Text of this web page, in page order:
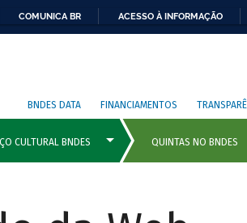
COMUNICA BR ACESSO À INFORMAÇÃO
BNDES DATA FINANCIAMENTOS